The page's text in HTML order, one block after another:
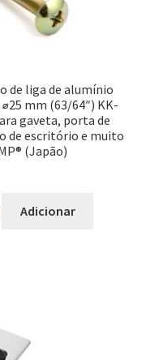
de liga de alumínio
mm (63/64″) KK-
gaveta, porta de
de escritório e muito
(Japão)
Adicionar